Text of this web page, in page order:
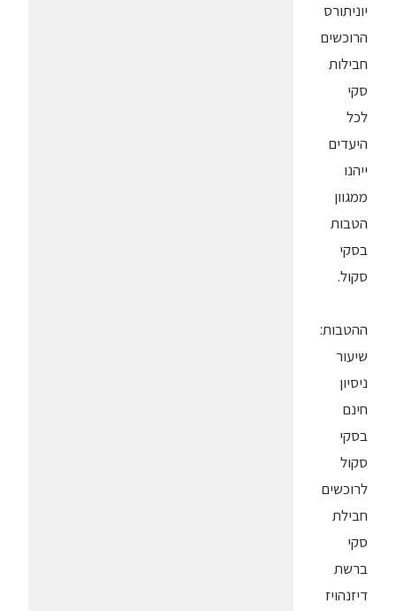
יוניתורס
הרוכשים
חבילות
סקי
לכל
היעדים
ייהנו
ממגוון
הטבות
בסקי
סקול.
ההטבות:
שיעור
ניסיון
חינם
בסקי
סקול
לרוכשים
חבילת
סקי
ברשת
דיזנהויז